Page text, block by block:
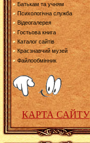
Батькам та учням
Психологічна служба
Відеогалерея
Гостьова книга
Каталог сайтів
Краєзнавчий музей
Файлообмінник
КАРТА САЙТУ